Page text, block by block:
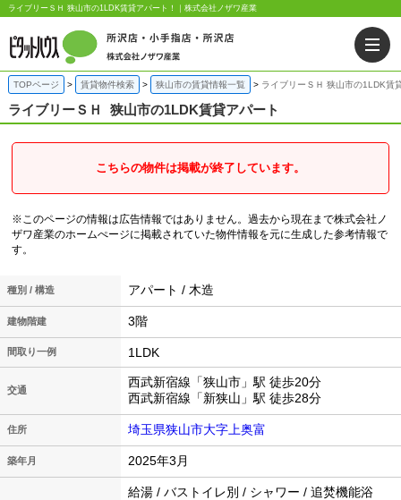
ライブリーＳＨ 狭山市の1LDK賃貸アパート！｜株式会社ノザワ産業
TOPページ 賃貸物件検索 狭山市の賃貸情報一覧 ライブリーＳＨ 狭山市の1LDK賃
ライブリーＳＨ 狭山市の1LDK賃貸アパート
こちらの物件は掲載が終了しています。
※このページの情報は広告情報ではありません。過去から現在まで株式会社ノ
ザワ産業のホームぺージに掲載されていた物件情報を元に生成した参考情報で
す。
種別 / 構造 アパート / 木造
建物階建 3階
間取り一例 1LDK
交通
西武新宿線「狭山市」駅 徒歩20分
西武新宿線「新狭山」駅 徒歩28分
住所 埼玉県狭山市大字上奥富
築年月 2025年3月
給湯 / バストイレ別 / シャワー / 追焚機能浴